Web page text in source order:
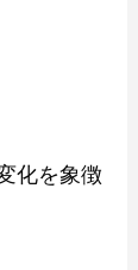
化を象徴